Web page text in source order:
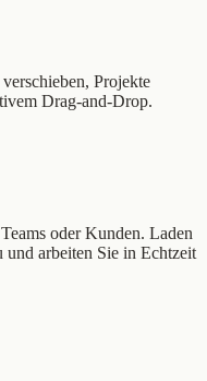
Projekte
Drag-and-Drop.
oder Kunden. Laden
arbeiten Sie in Echtzeit